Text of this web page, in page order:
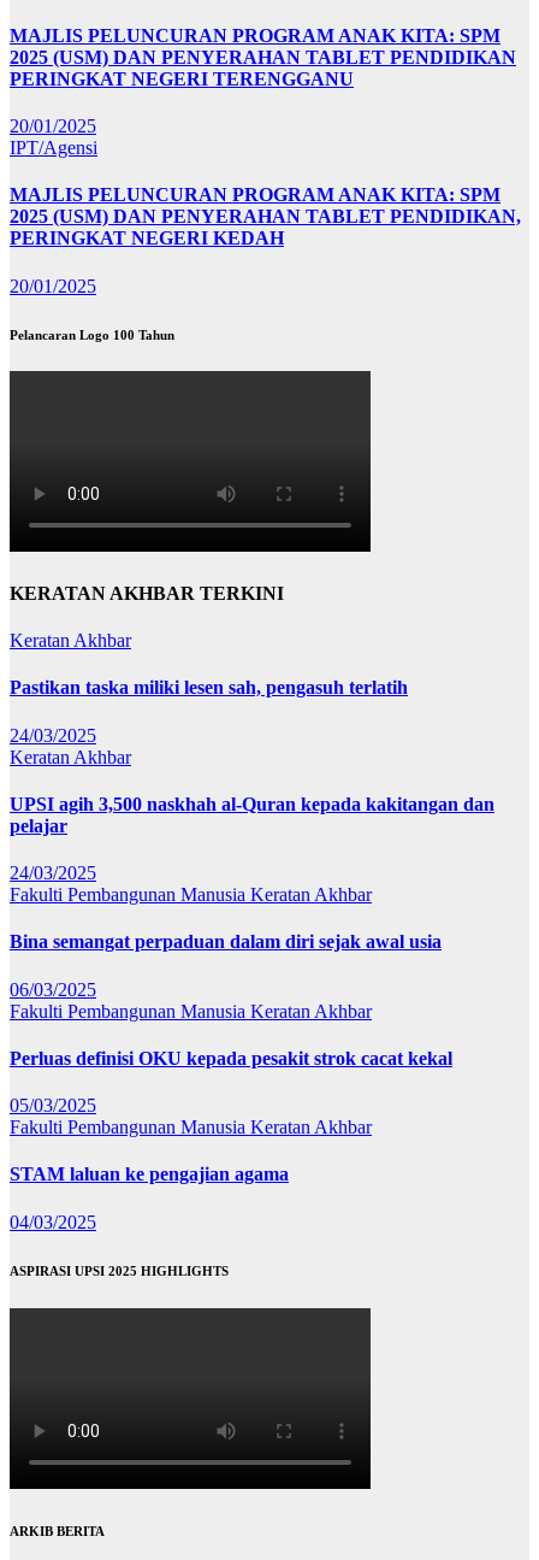
MAJLIS PELUNCURAN PROGRAM ANAK KITA: SPM
2025 (USM) DAN PENYERAHAN TABLET PENDIDIKAN
PERINGKAT NEGERI TERENGGANU
20/01/2025
IPT/Agensi
MAJLIS PELUNCURAN PROGRAM ANAK KITA: SPM
2025 (USM) DAN PENYERAHAN TABLET PENDIDIKAN,
PERINGKAT NEGERI KEDAH
20/01/2025
Pelancaran Logo 100 Tahun
KERATAN AKHBAR TERKINI
Keratan Akhbar
Pastikan taska miliki lesen sah, pengasuh terlatih
24/03/2025
Keratan Akhbar
UPSI agih 3,500 naskhah al-Quran kepada kakitangan dan
pelajar
24/03/2025
Fakulti Pembangunan Manusia Keratan Akhbar
Bina semangat perpaduan dalam diri sejak awal usia
06/03/2025
Fakulti Pembangunan Manusia Keratan Akhbar
Perluas definisi OKU kepada pesakit strok cacat kekal
05/03/2025
Fakulti Pembangunan Manusia Keratan Akhbar
STAM laluan ke pengajian agama
04/03/2025
ASPIRASI UPSI 2025 HIGHLIGHTS
ARKIB BERITA